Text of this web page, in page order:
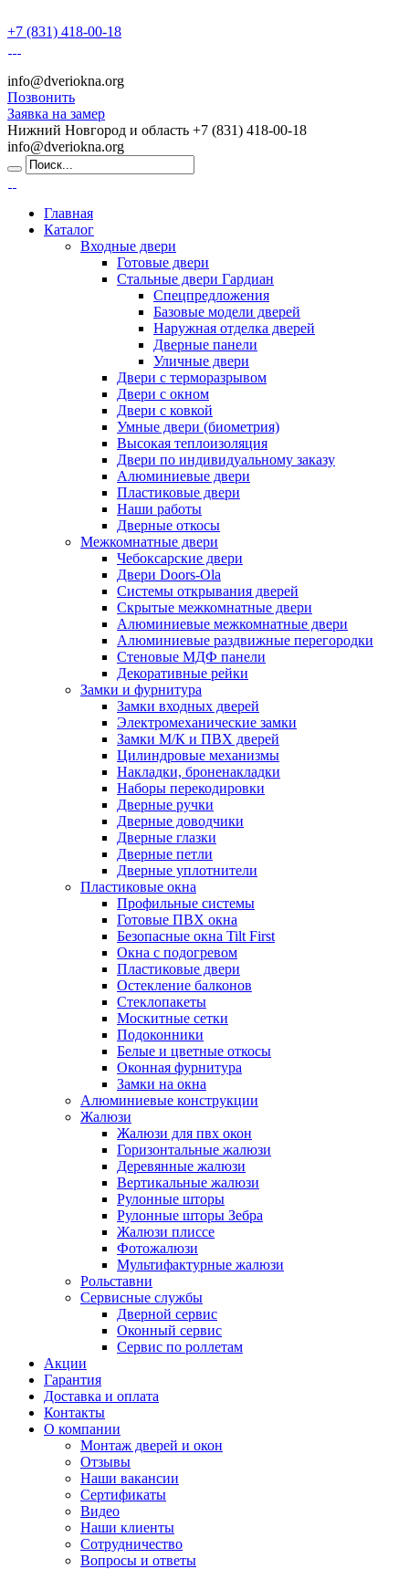
+7 (831) 418-00-18
info@dveriokna.org
Позвонить
Заявка на замер
Нижний Новгород и область +7 (831) 418-00-18
info@dveriokna.org
Главная
Каталог
Входные двери
Готовые двери
Стальные двери Гардиан
Спецпредложения
Базовые модели дверей
Наружная отделка дверей
Дверные панели
Уличные двери
Двери с терморазрывом
Двери с окном
Двери с ковкой
Умные двери (биометрия)
Высокая теплоизоляция
Двери по индивидуальному заказу
Алюминиевые двери
Пластиковые двери
Наши работы
Дверные откосы
Межкомнатные двери
Чебоксарские двери
Двери Doors-Ola
Системы открывания дверей
Скрытые межкомнатные двери
Алюминиевые межкомнатные двери
Алюминиевые раздвижные перегородки
Стеновые МДФ панели
Декоративные рейки
Замки и фурнитура
Замки входных дверей
Электромеханические замки
Замки М/К и ПВХ дверей
Цилиндровые механизмы
Накладки, броненакладки
Наборы перекодировки
Дверные ручки
Дверные доводчики
Дверные глазки
Дверные петли
Дверные уплотнители
Пластиковые окна
Профильные системы
Готовые ПВХ окна
Безопасные окна Tilt First
Окна с подогревом
Пластиковые двери
Остекление балконов
Стеклопакеты
Москитные сетки
Подоконники
Белые и цветные откосы
Оконная фурнитура
Замки на окна
Алюминиевые конструкции
Жалюзи
Жалюзи для пвх окон
Горизонтальные жалюзи
Деревянные жалюзи
Вертикальные жалюзи
Рулонные шторы
Рулонные шторы Зебра
Жалюзи плиссе
Фотожалюзи
Мультифактурные жалюзи
Рольставни
Сервисные службы
Дверной сервис
Оконный сервис
Сервис по роллетам
Акции
Гарантия
Доставка и оплата
Контакты
О компании
Монтаж дверей и окон
Отзывы
Наши вакансии
Сертификаты
Видео
Наши клиенты
Сотрудничество
Вопросы и ответы